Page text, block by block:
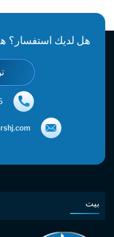
هل لديك استفسار؟
بيت